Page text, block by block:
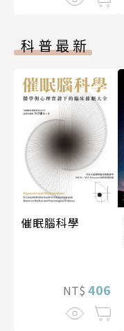
科普最新
催眠腦科學
NT$ 406